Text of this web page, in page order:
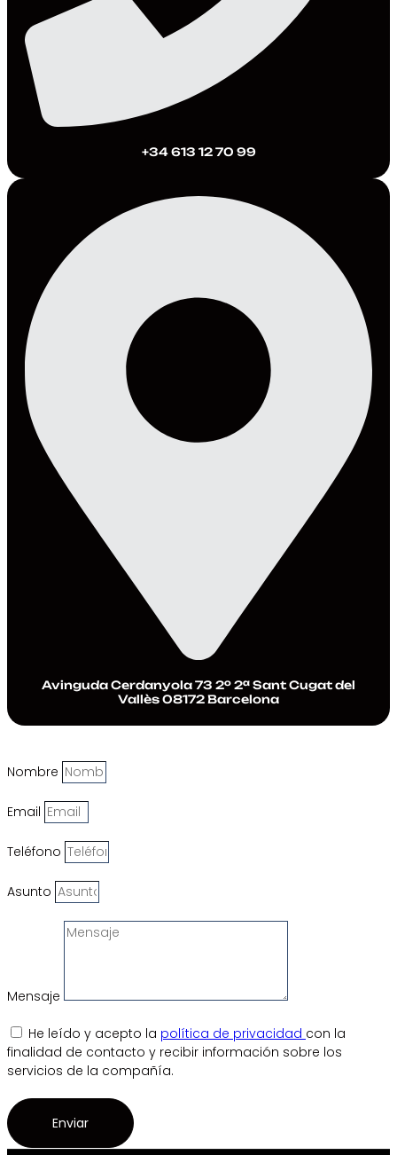
+34 613 12 70 99
Avinguda Cerdanyola 73 2º 2ª Sant Cugat del
Vallès 08172 Barcelona
Nombre
Email
Teléfono
Asunto
Mensaje
He leído y acepto la política de privacidad con la
finalidad de contacto y recibir información sobre los
servicios de la compañía.
Enviar